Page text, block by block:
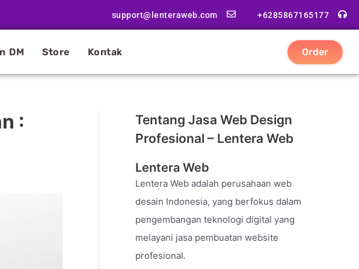
support@lenteraweb.com +6285867165177
DM Store Kontak Order
:
Tentang Jasa Web Design
Profesional – Lentera Web
Lentera Web
Lentera Web adalah perusahaan web
desain Indonesia, yang berfokus dalam
pengembangan teknologi digital yang
melayani jasa pembuatan website
profesional.